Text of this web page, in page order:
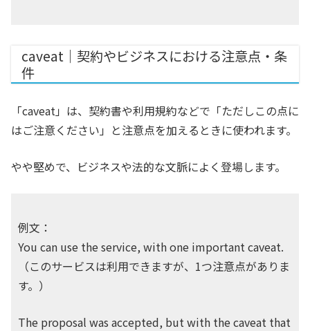
caveat｜契約やビジネスにおける注意点・条
件
「caveat」は、契約書や利用規約などで「ただしこの点に
はご注意ください」と注意点を加えるときに使われます。
やや堅めで、ビジネスや法的な文脈によく登場します。
例文：
You can use the service, with one important caveat.
（このサービスは利用できますが、1つ注意点がありま
す。）
The proposal was accepted, but with the caveat that